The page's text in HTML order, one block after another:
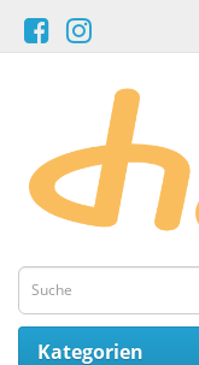
Kategorien